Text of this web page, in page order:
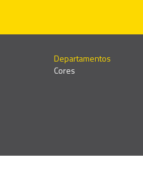
Departamentos
Cores